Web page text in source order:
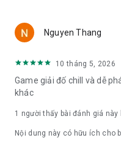
Nguyen Thang
10 tháng 5, 2026
Game giải đố chill và dễ
khác
1 người thấy bài đánh giá này
Nội dung này có hữu ích cho